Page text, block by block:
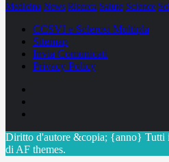
Medicina News Ricerca Salute Science
CCSVI e Sclerosi Multipla
Sitemap
Invia Comunicati
Privacy Policy
Diritto d'autore &copia; {anno} Tutti
di AF themes.